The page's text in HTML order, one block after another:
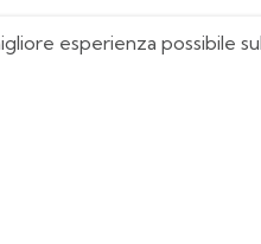
esperienza possibile